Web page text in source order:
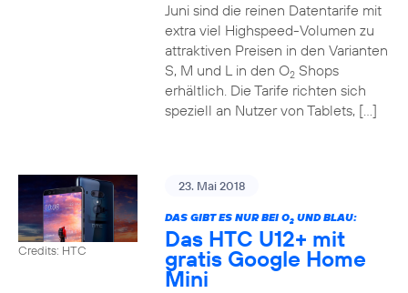
Juni sind die reinen Datentarife mit
extra viel Highspeed-Volumen zu
attraktiven Preisen in den Varianten
S, M und L in den O2Shops
erhältlich. Die Tarife richten sich
speziell an Nutzer von Tablets, […]
Credits: HTC
23. Mai 2018
DAS GIBT ES NUR BEI O2UND BLAU:
Das HTC U12+ mit
gratis Google Home
Mini